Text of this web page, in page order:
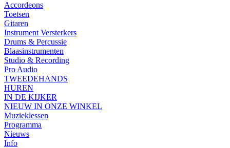
Accordeons
Toetsen
Gitaren
Instrument Versterkers
Drums & Percussie
Blaasinstrumenten
Studio & Recording
Pro Audio
TWEEDEHANDS
HUREN
IN DE KIJKER
NIEUW IN ONZE WINKEL
Muzieklessen
Programma
Nieuws
Info